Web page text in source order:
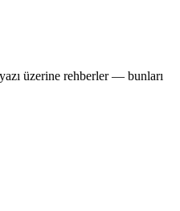
üzerine rehberler — bunları